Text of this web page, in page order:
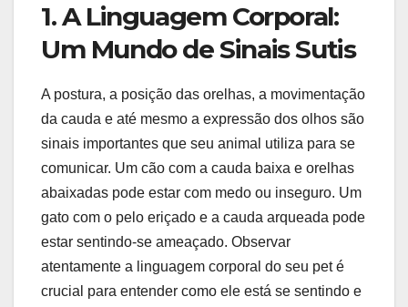
1. A Linguagem Corporal:
Um Mundo de Sinais Sutis
A postura, a posição das orelhas, a movimentação
da cauda e até mesmo a expressão dos olhos são
sinais importantes que seu animal utiliza para se
comunicar. Um cão com a cauda baixa e orelhas
abaixadas pode estar com medo ou inseguro. Um
gato com o pelo eriçado e a cauda arqueada pode
estar sentindo-se ameaçado. Observar
atentamente a linguagem corporal do seu pet é
crucial para entender como ele está se sentindo e